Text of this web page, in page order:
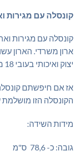
קונסלה עם מגירות
קונסלה עם מגירות
ארון משרדי. הארון
יצוק ואיכותי בעובי 18 מ"מ.
אז אם חיפשתם
הקונסלה הזו
מידות השידה:
גובה: כ- 78,6 ס"מ